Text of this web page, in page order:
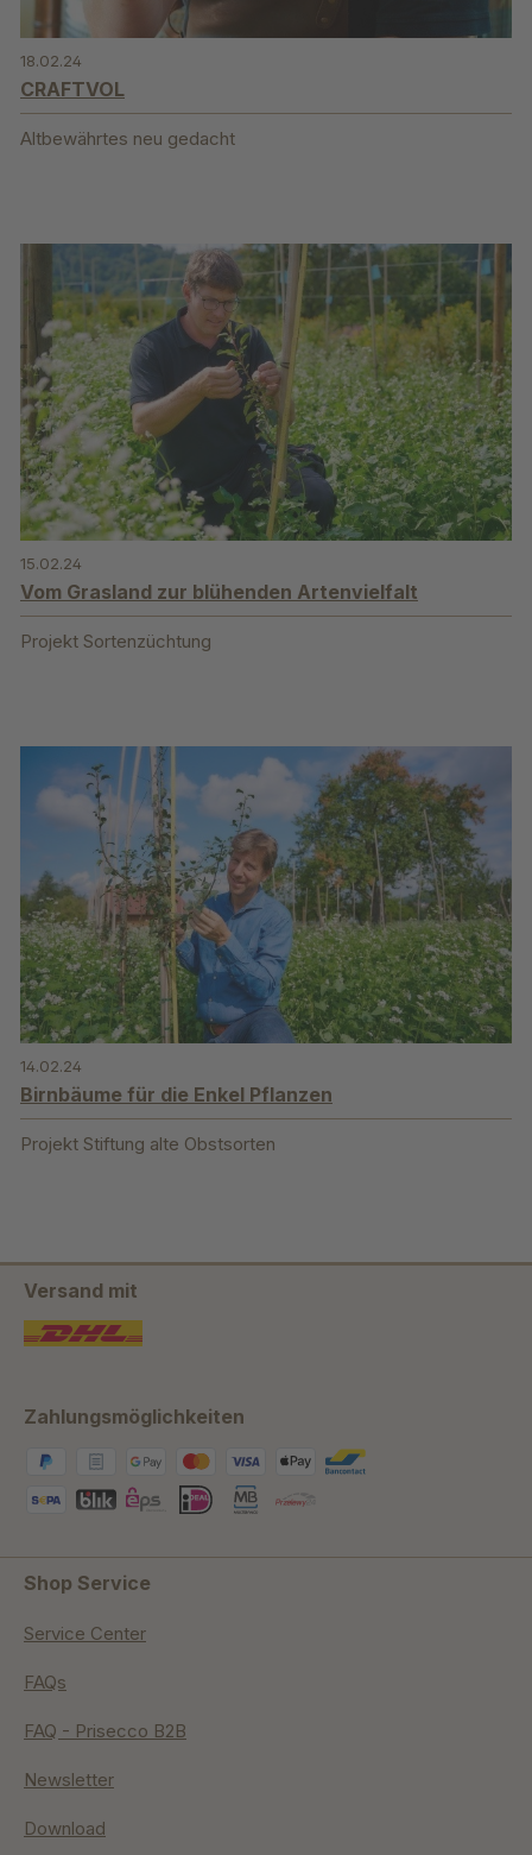
18.02.24
CRAFTVOL
Altbewährtes neu gedacht
15.02.24
Vom Grasland zur blühenden Artenvielfalt
Projekt Sortenzüchtung
14.02.24
Birnbäume für die Enkel Pflanzen
Projekt Stiftung alte Obstsorten
Versand mit
Zahlungsmöglichkeiten
Shop Service
Service Center
FAQs
FAQ - Prisecco B2B
Newsletter
Download